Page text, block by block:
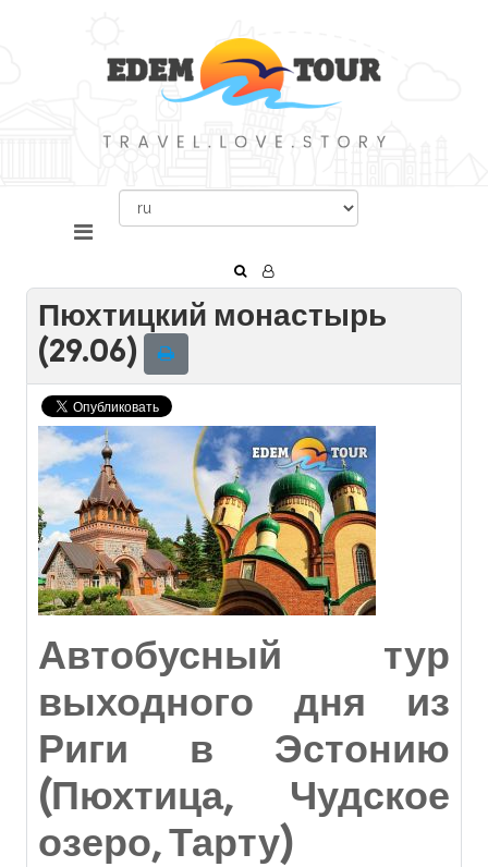
Пюхтицкий монастырь
(29.06)
Автобусный тур
выходного дня из
Риги в Эстонию
(Пюхтица, Чудское
озеро, Тарту)